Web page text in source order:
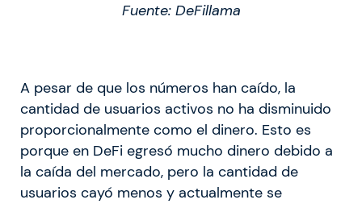
Fuente: DeFillama
A pesar de que los números han caído, la
cantidad de usuarios activos no ha disminuido
proporcionalmente como el dinero. Esto es
porque en DeFi egresó mucho dinero debido a
la caída del mercado, pero la cantidad de
usuarios cayó menos y actualmente se